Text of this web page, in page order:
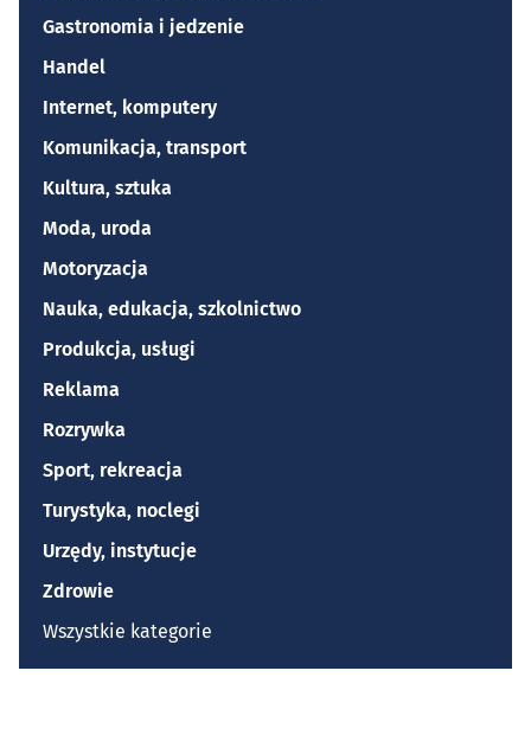
Gastronomia i jedzenie
Handel
Internet, komputery
Komunikacja, transport
Kultura, sztuka
Moda, uroda
Motoryzacja
Nauka, edukacja, szkolnictwo
Produkcja, usługi
Reklama
Rozrywka
Sport, rekreacja
Turystyka, noclegi
Urzędy, instytucje
Zdrowie
Wszystkie kategorie